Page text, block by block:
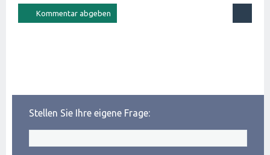
Stellen Sie Ihre eigene Frage: